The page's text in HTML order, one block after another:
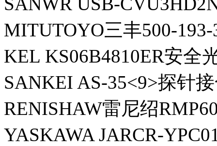
MITUTOYO三丰500-
KEL KS06B4810ER安全
SANKEI AS-35<9>探针
RENISHAW雷尼绍
YASKAWA JARCR-